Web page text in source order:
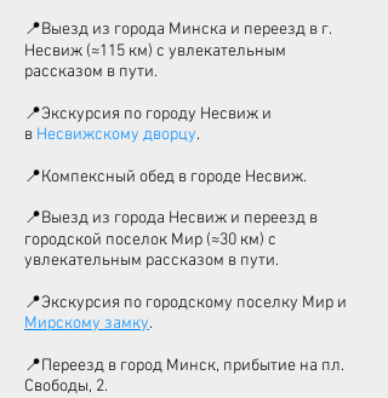
📍Выезд из города Минска и переезд в г.
Несвиж (≈115 км) с увлекательным
рассказом в пути.
📍Экскурсия по городу Несвиж и
в Несвижскому дворцу.
📍Компексный обед в городе Несвиж.
📍Выезд из города Несвиж и переезд в
городской поселок Мир (≈30 км) с
увлекательным рассказом в пути.
📍Экскурсия по городскому поселку Мир и
Мирскому замку.
📍Переезд в город Минск, прибытие на пл.
Свободы, 2.